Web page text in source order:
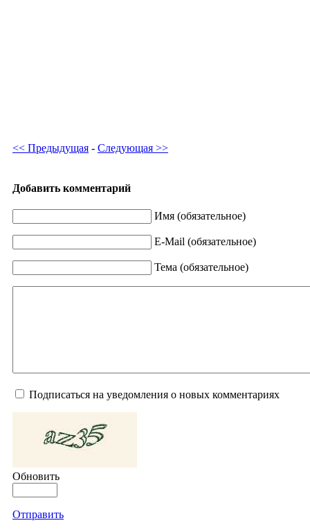
<< Предыдущая - Следующая >>
Добавить комментарий
Имя (обязательное)
E-Mail (обязательное)
Тема (обязательное)
Подписаться на уведомления о новых комментариях
Обновить
Отправить